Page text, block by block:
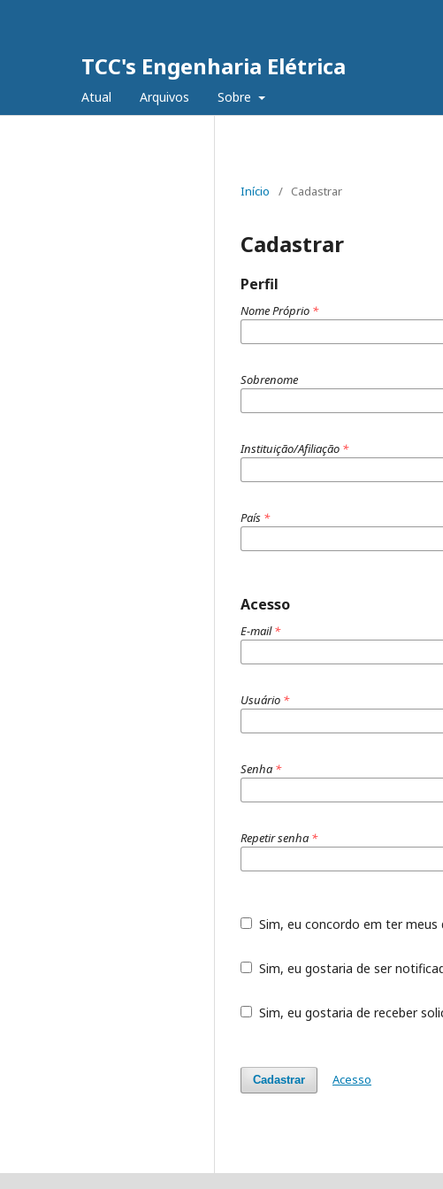
TCC's Engenharia Elétrica
Atual Arquivos Sobre
Início / Cadastrar
Cadastrar
Perfil
Nome Próprio *
Sobrenome
Instituição/Afiliação *
País *
Acesso
E-mail*
Usuário *
Senha *
Repetir senha *
Sim, eu concordo em ter
Sim, eu gostaria de ser
Sim, eu gostaria de receber
Cadastrar Acesso